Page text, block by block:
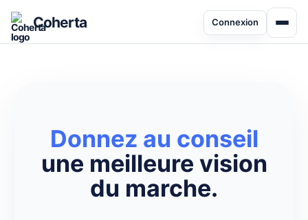
Coherta Connexion
Donnez au conseil
une meilleure vision
du marche.